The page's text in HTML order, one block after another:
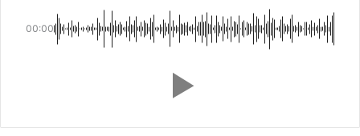
00:00